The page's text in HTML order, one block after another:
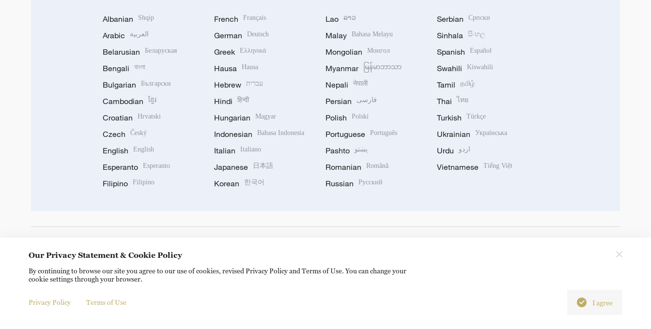
Albanian Shqip
Arabic العربية
Belarusian Беларуская
Bengali বাংলা
Bulgarian Български
Cambodian ខ្មែរ
Croatian Hrvatski
Czech Český
English English
Esperanto Esperanto
Filipino Filipino
French Français
German Deutsch
Greek Ελληνικά
Hausa Hausa
Hebrew עברית
Hindi हिन्दी
Hungarian Magyar
Indonesian Bahasa Indonesia
Italian Italiano
Japanese 日本語
Korean 한국어
Lao ລາວ
Malay Bahasa Melayu
Mongolian Монгол
Myanmar မြန်မာဘာသာ
Nepali नेपाली
Persian فارسی
Polish Polski
Portuguese Português
Pashto پښتو
Romanian Română
Russian Русский
Serbian Српски
Sinhala සිංහල
Spanish Español
Swahili Kiswahili
Tamil தமிழ்
Thai ไทย
Turkish Türkçe
Ukrainian Українська
Urdu اردو
Vietnamese Tiếng Việt
Copyright © 2024 CGTN. 京ICP备20000184号
Our Privacy Statement & Cookie Policy
By continuing to browse our site you agree to our use of cookies, revised Privacy Policy and Terms of Use. You can change your
cookie settings through your browser.
Privacy Policy Terms of Use I agree